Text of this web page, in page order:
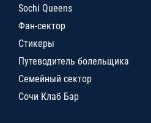
Sochi Queens
Фан-сектор
Стикеры
Путеводитель болельщика
Семейный сектор
Сочи Клаб Бар